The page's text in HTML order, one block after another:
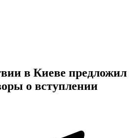
в Киеве предложил
о вступлении